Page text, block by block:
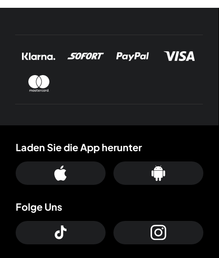
Laden Sie die App herunter
Folge Uns